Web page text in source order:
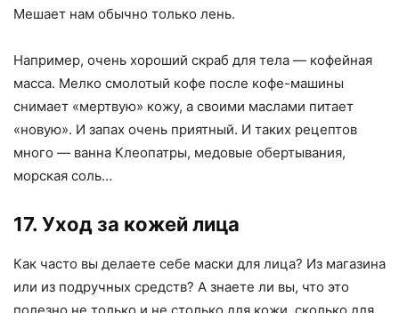
Мешает нам обычно только лень.
Например, очень хороший скраб для тела — кофейная
масса. Мелко смолотый кофе после кофе-машины
снимает «мертвую» кожу, а своими маслами питает
«новую». И запах очень приятный. И таких рецептов
много — ванна Клеопатры, медовые обертывания,
морская соль…
17. Уход за кожей лица
Как часто вы делаете себе маски для лица? Из магазина
или из подручных средств? А знаете ли вы, что это